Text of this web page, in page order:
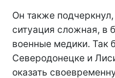
Он также подчеркнул,
ситуация сложная, в
военные медики. Так
Северодонецке и
оказать